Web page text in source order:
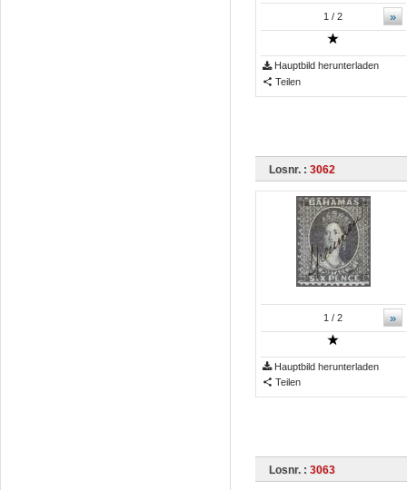
»
1/ 2
Hauptbild herunterladen
Teilen
Losnr. : 3062
»
1 / 2
Hauptbild herunterladen
Teilen
Losnr. : 3063